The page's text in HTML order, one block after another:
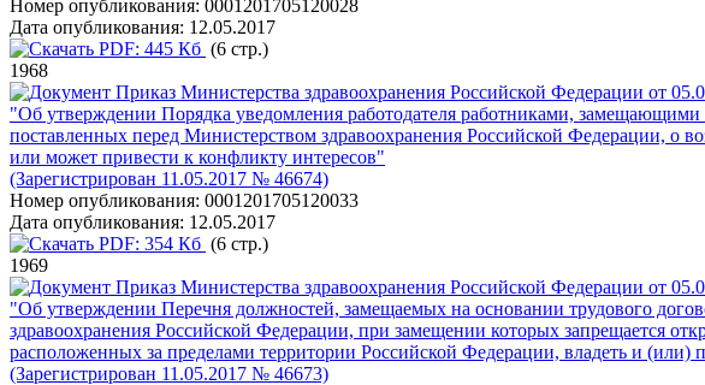
Номер опубликования: 0001201705120028
Дата опубликования: 12.05.2017
PDF: 445 Кб (6 стр.)
1968
Приказ Министерства здравоохранения Российской Федерации от
"Об утверждении Порядка уведомления работодателя работниками, замещающими
поставленных перед Министерством здравоохранения Российской Федерации, о
или может привести к конфликту интересов"
(Зарегистрирован 11.05.2017 № 46674)
Номер опубликования: 0001201705120033
Дата опубликования: 12.05.2017
PDF: 354 Кб (6 стр.)
1969
Приказ Министерства здравоохранения Российской Федерации от
"Об утверждении Перечня должностей, замещаемых на основании трудового
здравоохранения Российской Федерации, при замещении которых запрещается
расположенных за пределами территории Российской Федерации, владеть и
(Зарегистрирован 11.05.2017 № 46673)